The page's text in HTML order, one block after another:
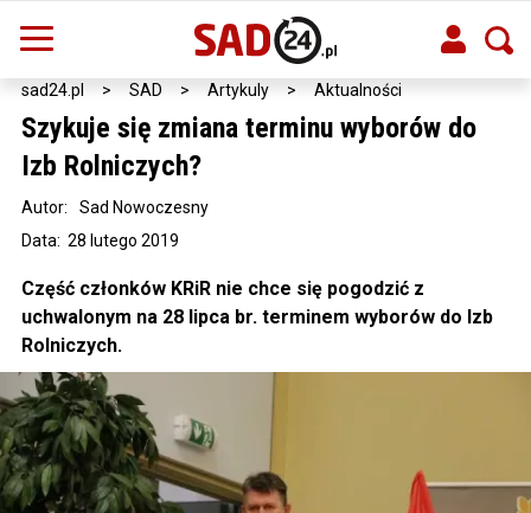
sad24.pl > SAD > Artykuly > Aktualności
Szykuje się zmiana terminu wyborów do
Izb Rolniczych?
Data: 28 lutego 2019
Autor: Sad Nowoczesny
Część członków KRiR nie chce się pogodzić z
uchwalonym na 28 lipca br. terminem wyborów do Izb
Rolniczych.